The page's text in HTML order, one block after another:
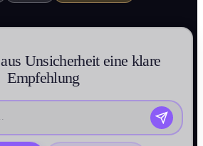
Unsicherheit eine klare
Empfehlung